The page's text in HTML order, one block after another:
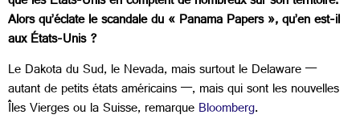
Alors qu’éclate le scandale du « Panama Papers », qu’en est-il
aux États-Unis ?
Le Dakota du Sud, le Nevada, mais surtout le Delaware —
autant de petits états américains —, mais qui sont les nouvelles
Îles Vierges ou la Suisse, remarqueBloomberg.